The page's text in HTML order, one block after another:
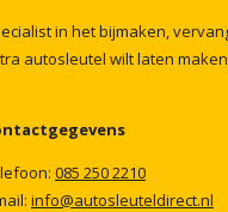
in hetbijmaken,
autosleutel wiltlaten
085 2502210
info@autosleuteldirect.nl